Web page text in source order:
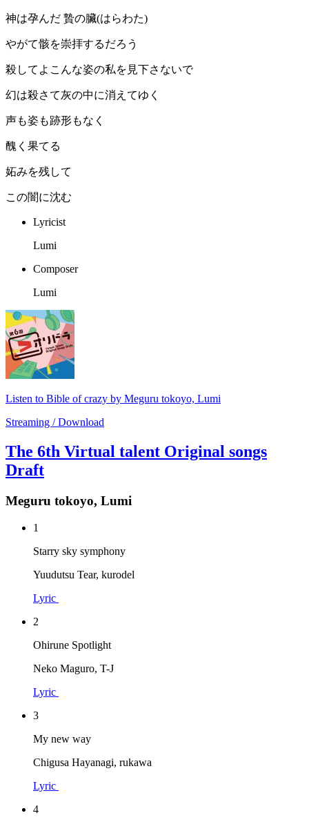
神は孕んだ 贄の臟(はらわた)
やがて骸を崇拝するだろう
殺してよこんな姿の私を見下さないで
幻は殺さて灰の中に消えてゆく
声も姿も跡形もなく
醜く果てる
妬みを残して
この闇に沈む
Lyricist
Lumi
Composer
Lumi
Listen to Bible of crazy by Meguru tokoyo, Lumi
Streaming / Download
The 6th Virtual talent Original songs
Draft
Meguru tokoyo, Lumi
1
Starry sky symphony
Yuudutsu Tear, kurodel
Lyric
2
Ohirune Spotlight
Neko Maguro, T-J
Lyric
3
My new way
Chigusa Hayanagi, rukawa
Lyric
4